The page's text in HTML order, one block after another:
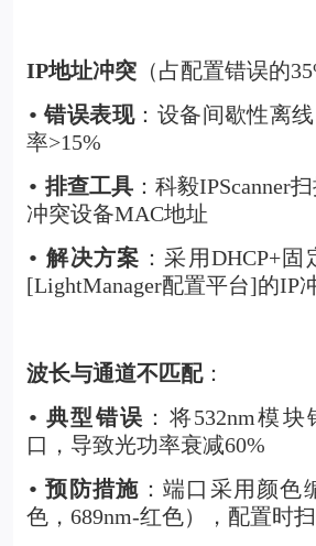
IP地址冲突（占配置错误的
• 错误表现：设备间歇性离
率>15%
• 排查工具：科毅IPScanner
冲突设备MAC地址
• 解决方案 ：采用DHCP+
[LightManager配置平台]的IP
波长与通道不匹配：
• 典型错误 ：将532nm模
口，导致光功率衰减60%
• 预防措施 ：端口采用颜色
色，689nm-红色），配置时